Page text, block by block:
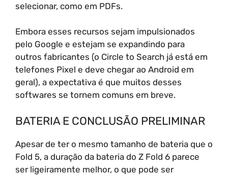
selecionar, como em PDFs.
Embora esses recursos sejam impulsionados
pelo Google e estejam se expandindo para
outros fabricantes (o Circle to Search já está em
telefones Pixel e deve chegar ao Android em
geral), a expectativa é que muitos desses
softwares se tornem comuns em breve.
BATERIA E CONCLUSÃO PRELIMINAR
Apesar de ter o mesmo tamanho de bateria que o
Fold 5, a duração da bateria do Z Fold 6 parece
ser ligeiramente melhor, o que pode ser